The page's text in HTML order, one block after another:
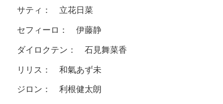
サティ： 立花日菜
セフィーロ： 伊藤静
ダイロクテン： 石見舞菜香
リリス： 和氣あず未
ジロン： 利根健太朗